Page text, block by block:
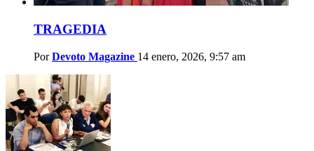
TRAGEDIA
Por Devoto Magazine 14 enero, 2026, 9:57 am